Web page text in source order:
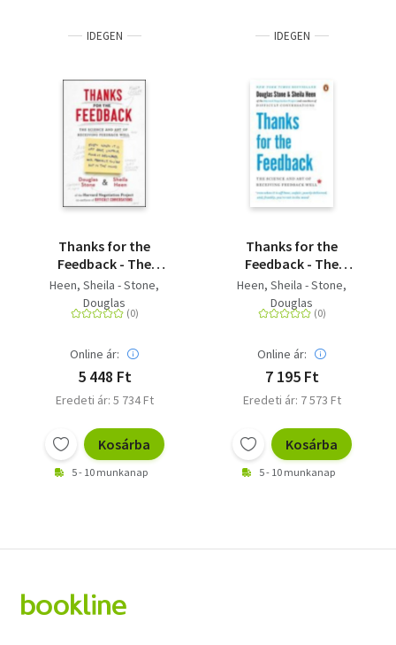
IDEGEN
Thanks for the
Feedback - The
Science and Art of
Receiving Feedback
Well
Heen, Sheila - Stone,
Douglas
Online ár:
5 448 Ft
Eredeti ár: 5 734 Ft
Kosárba
5 - 10 munkanap
IDEGEN
Thanks for the
Feedback - The
Science and Art of
Receiving Feedback
Well
Heen, Sheila - Stone,
Douglas
Online ár:
7 195 Ft
Eredeti ár: 7 573 Ft
Kosárba
5 - 10 munkanap